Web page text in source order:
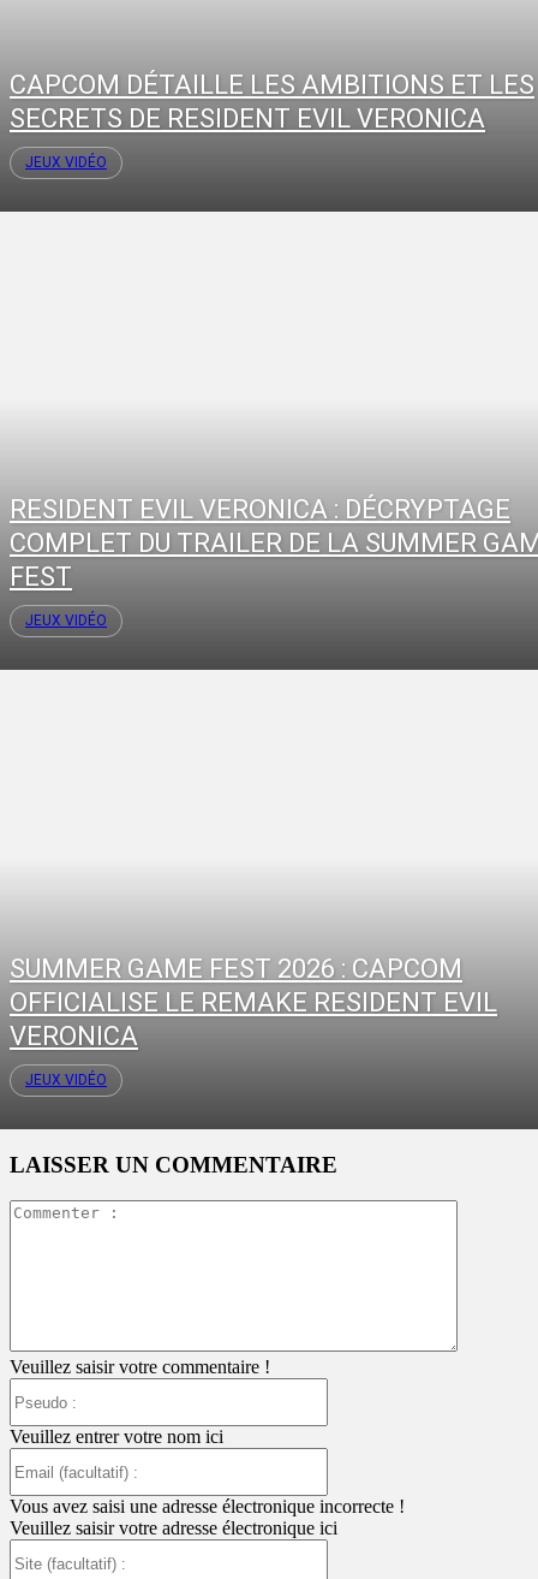
CAPCOM DÉTAILLE LES AMBITIONS ET LES
SECRETS DE RESIDENT EVIL VERONICA
JEUX VIDÉO
RESIDENT EVIL VERONICA : DÉCRYPTAGE
COMPLET DU TRAILER DE LA SUMMER
FEST
JEUX VIDÉO
SUMMER GAME FEST 2026 : CAPCOM
OFFICIALISE LE REMAKE RESIDENT EVIL
VERONICA
JEUX VIDÉO
LAISSER UN COMMENTAIRE
Veuillez saisir votre commentaire !
Veuillez entrer votre nom ici
:
Vous avez saisi une adresse électronique incorrecte !
Veuillez saisir votre adresse électronique ici